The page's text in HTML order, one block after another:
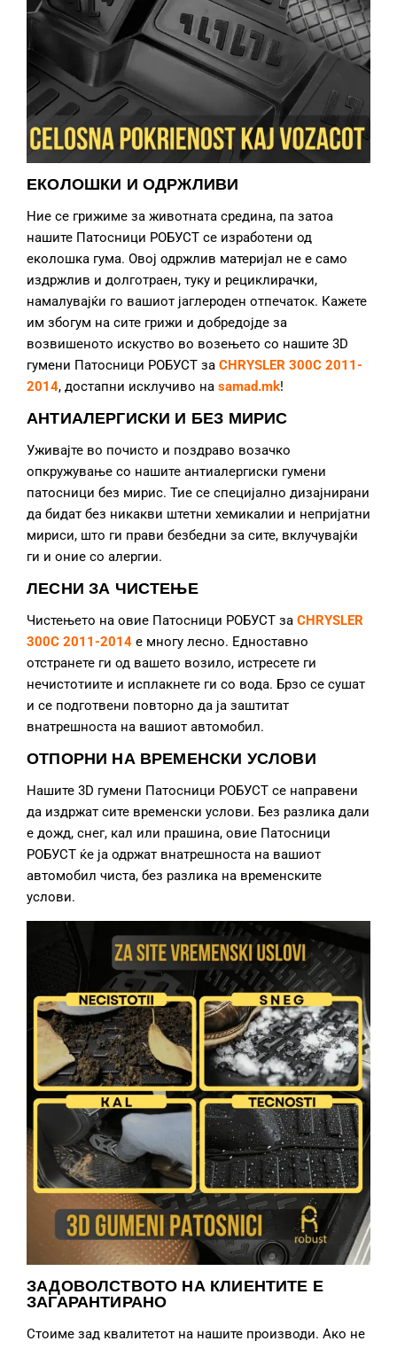
ЕКОЛОШКИ И ОДРЖЛИВИ
Ние се грижиме за животната средина, па затоа
нашите Патосници РОБУСТ се изработени од
еколошка гума. Овој одржлив материјал не е само
издржлив и долготраен, туку и рециклирачки,
намалувајќи го вашиот јаглероден отпечаток. Кажете
им збогум на сите грижи и добредојде за
возвишеното искуство во возењето со нашите 3D
гумени Патосници РОБУСТ за CHRYSLER 300C 2011-
2014, достапни исклучиво на samad.mk!
АНТИАЛЕРГИСКИ И БЕЗ МИРИС
Уживајте во почисто и поздраво возачко
опкружување со нашите антиалергиски гумени
патосници без мирис. Тие се специјално дизајнирани
да бидат без никакви штетни хемикалии и непријатни
мириси, што ги прави безбедни за сите, вклучувајќи
ги и оние со алергии.
ЛЕСНИ ЗА ЧИСТЕЊЕ
Чистењето на овие Патосници РОБУСТ за CHRYSLER
300C 2011-2014 е многу лесно. Едноставно
отстранете ги од вашето возило, истресете ги
нечистотиите и исплакнете ги со вода. Брзо се сушат
и се подготвени повторно да ја заштитат
внатрешноста на вашиот автомобил.
ОТПОРНИ НА ВРЕМЕНСКИ УСЛОВИ
Нашите 3D гумени Патосници РОБУСТ се направени
да издржат сите временски услови. Без разлика дали
е дожд, снег, кал или прашина, овие Патосници
РОБУСТ ќе ја одржат внатрешноста на вашиот
автомобил чиста, без разлика на временските
услови.
ЗАДОВОЛСТВОТО НА КЛИЕНТИТЕ Е
ЗАГАРАНТИРАНО
Стоиме зад квалитетот на нашите производи. Ако не